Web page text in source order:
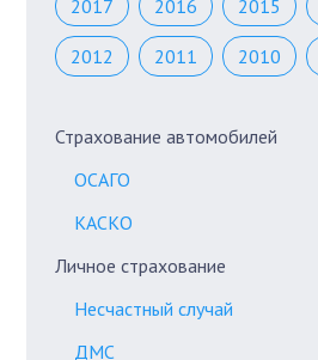
2017 2016 2015
2012 2011 2010
Страхование автомобилей
ОСАГО
КАСКО
Личное страхование
Несчастный случай
ДМС